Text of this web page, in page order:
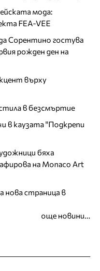
мода:
FEA-VEE
Сорентино гостува
рожден ден на
върху
в безсмъртие
в каузата "Подкрепи
бяха
на Monaco Art
нова страница в
още новини...